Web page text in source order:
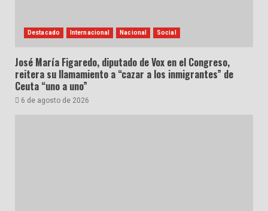
Destacado Internacional Nacional Social
José María Figaredo, diputado de Vox en el Congreso,
reitera su llamamiento a “cazar a los inmigrantes” de
Ceuta “uno a uno”
6 de agosto de 2026